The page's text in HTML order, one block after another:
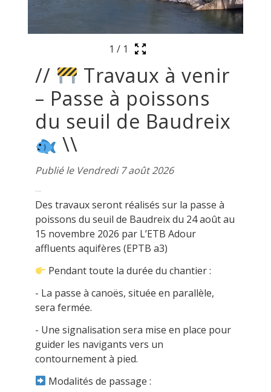
1 / 1
//
Travaux à venir
– Passe à poissons
du seuil de Baudreix
\\
Publié le Vendredi 7 août 2026
Des travaux seront réalisés sur la passe à
poissons du seuil de Baudreix du 24 août au
15 novembre 2026 par L’ETB Adour
affluents aquifères (EPTB a3)
Pendant toute la durée du chantier :
- La passe à canoës, située en parallèle,
sera fermée.
- Une signalisation sera mise en place pour
guider les navigants vers un
contournement à pied.
Modalités de passage :